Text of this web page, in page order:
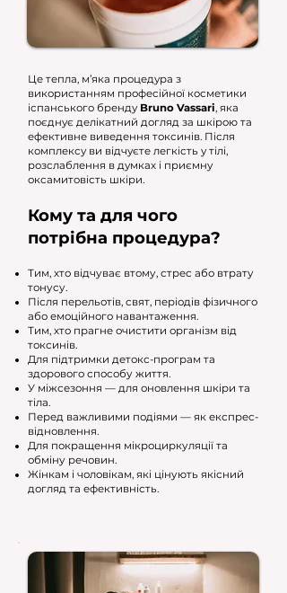
Це тепла, м’яка процедура з
використанням професійної косметики
іспанського бренду Bruno Vassari, яка
поєднує делікатний догляд за шкірою та
ефективне виведення токсинів. Після
комплексу ви відчуєте легкість у тілі,
розслаблення в думках і приємну
оксамитовість шкіри.
Кому та для чого
потрібна процедура?
Тим, хто відчуває втому, стрес або втрату
тонусу.
Після перельотів, свят, періодів фізичного
або емоційного навантаження.
Тим, хто прагне очистити організм від
токсинів.
Для підтримки детокс-програм та
здорового способу життя.
У міжсезоння — для оновлення шкіри та
тіла.
Перед важливими подіями — як експрес-
відновлення.
Для покращення мікроциркуляції та
обміну речовин.
Жінкам і чоловікам, які цінують якісний
догляд та ефективність.